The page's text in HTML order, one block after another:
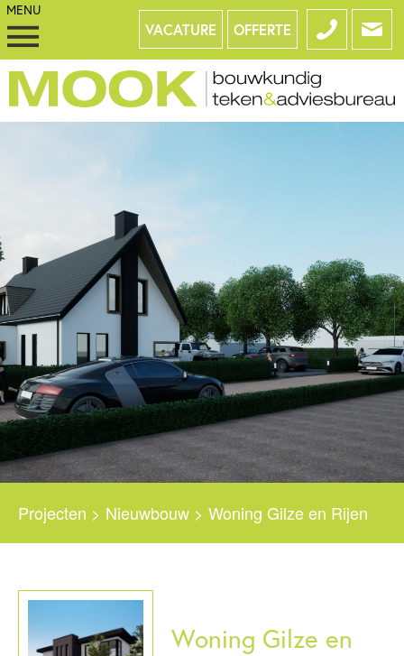
VACATURE OFFERTE
Projecten > Nieuwbouw > Woning Gilze en Rijen
Woning Gilze en